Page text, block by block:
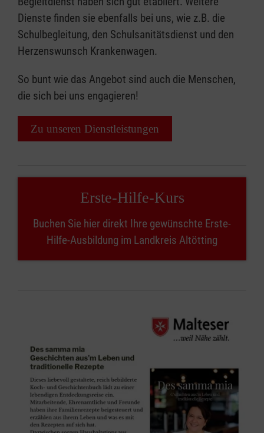
Dienste finden sie ebenfalls bei uns, wie z.B. die
Schulbegleitung, den Schulsanitätsdienst und den
Herzenswunsch Krankenwagen.
So bunt wie das Angebot sind auch die Menschen,
die sich bei uns engagieren!
Zu unseren Dienstleistungen
Erste-Hilfe-Kurs
Buchen Sie hier direkt Ihre gewünschte Erste-
Hilfe-Ausbildung im Landkreis Altötting